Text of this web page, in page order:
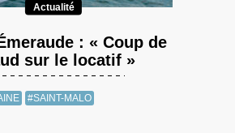
Actualité
: « Coup de
sur le locatif »
#SAINT-MALO